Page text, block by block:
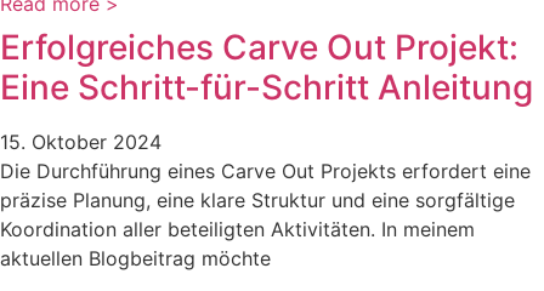
Erfolgreiches Carve Out Projekt:
Eine Schritt-für-Schritt Anleitung
15. Oktober 2024
Die Durchführung eines Carve Out Projekts erfordert eine
präzise Planung, eine klare Struktur und eine sorgfältige
Koordination aller beteiligten Aktivitäten. In meinem
aktuellen Blogbeitrag möchte